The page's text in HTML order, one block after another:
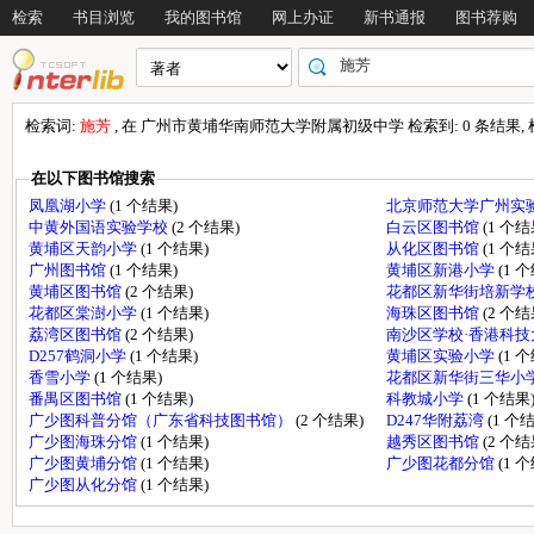
检索 书目浏览 我的图书馆 网上办证 新书通报 图书荐购
检索词: 施芳 , 在 广州市黄埔华南师范大学附属初级中学 检索到: 0 条结果,
在以下图书馆搜索
凤凰湖小学 (1 个结果)
北京师范大学广州实
中黄外国语实验学校 (2 个结果) 白云区图书馆 (1 个结
黄埔区天韵小学 (1 个结果) 从化区图书馆 (1 个结
广州图书馆 (1 个结果) 黄埔区新港小学 (1
黄埔区图书馆 (2 个结果)
花都区新华街培新学
花都区棠澍小学 (1 个结果) 海珠区图书馆 (2 个结
荔湾区图书馆 (2 个结果)
南沙区学校·香港科
D257鹤洞小学 (1 个结果) 黄埔区实验小学 (1
香雪小学 (1 个结果)
花都区新华街三华小
番禺区图书馆 (1 个结果) 科教城小学 (1 个结果)
广少图科普分馆（广东省科技图书馆） (2 个结果) D247华附荔湾 (1 个
广少图海珠分馆 (1 个结果) 越秀区图书馆 (2 个结
广少图黄埔分馆 (1 个结果) 广少图花都分馆 (1
广少图从化分馆 (1 个结果)